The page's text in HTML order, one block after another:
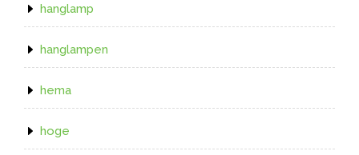
hanglamp
hanglampen
hema
hoge